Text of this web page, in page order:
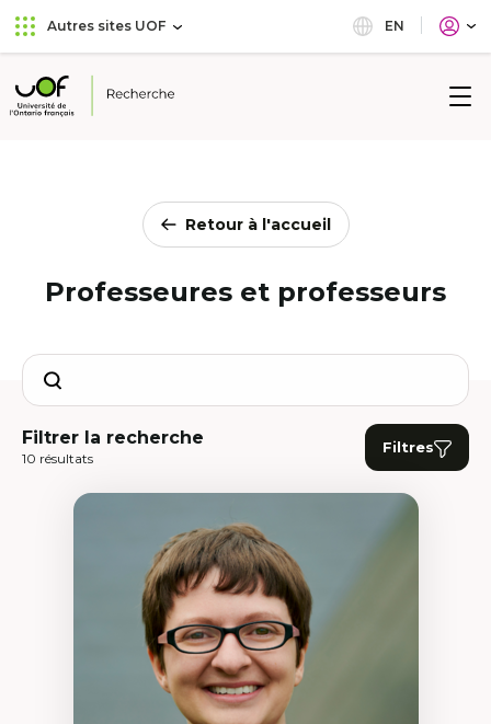
Aller
au
principal
Passer
au
Autres sites UOF EN
Université
Retour à l'accueil
Professeures et professeurs
Search
Filtrer la recherche
10 résultats
Filtres